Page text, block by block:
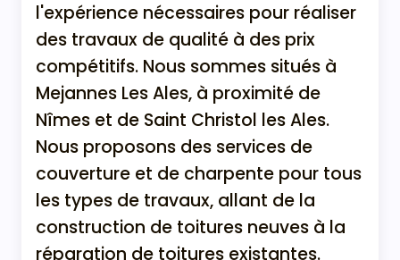
l'expérience nécessaires pour réaliser
des travaux de qualité à des prix
compétitifs. Nous sommes situés à
Mejannes Les Ales, à proximité de
Nîmes et de Saint Christol les Ales.
Nous proposons des services de
couverture et de charpente pour tous
les types de travaux, allant de la
construction de toitures neuves à la
réparation de toitures existantes.